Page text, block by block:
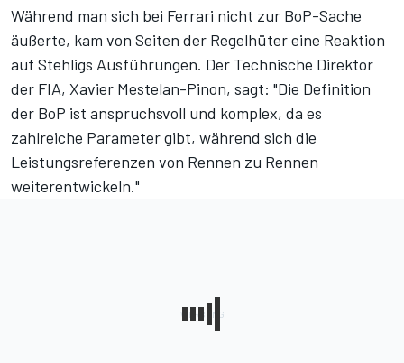
Während man sich bei Ferrari nicht zur BoP-Sache
äußerte, kam von Seiten der Regelhüter eine Reaktion
auf Stehligs Ausführungen. Der Technische Direktor
der FIA, Xavier Mestelan-Pinon, sagt: "Die Definition
der BoP ist anspruchsvoll und komplex, da es
zahlreiche Parameter gibt, während sich die
Leistungsreferenzen von Rennen zu Rennen
weiterentwickeln."